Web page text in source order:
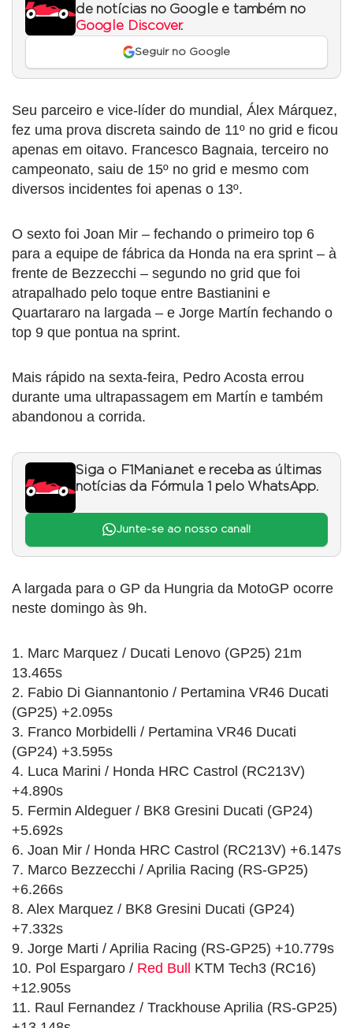
de notícias no Google e também no
Google Discover.
Seguir no Google
Seu parceiro e vice-líder do mundial, Álex Márquez,
fez uma prova discreta saindo de 11º no grid e ficou
apenas em oitavo. Francesco Bagnaia, terceiro no
campeonato, saiu de 15º no grid e mesmo com
diversos incidentes foi apenas o 13º.
O sexto foi Joan Mir – fechando o primeiro top 6
para a equipe de fábrica da Honda na era sprint – à
frente de Bezzecchi – segundo no grid que foi
atrapalhado pelo toque entre Bastianini e
Quartararo na largada – e Jorge Martín fechando o
top 9 que pontua na sprint.
Mais rápido na sexta-feira, Pedro Acosta errou
durante uma ultrapassagem em Martín e também
abandonou a corrida.
Siga o F1Mania.net e receba as últimas
notícias da Fórmula 1 pelo WhatsApp.
Junte-se ao nosso canal!
A largada para o GP da Hungria da MotoGP ocorre
neste domingo às 9h.
1. Marc Marquez / Ducati Lenovo (GP25) 21m
13.465s
2. Fabio Di Giannantonio / Pertamina VR46 Ducati
(GP25) +2.095s
3. Franco Morbidelli / Pertamina VR46 Ducati
(GP24) +3.595s
4. Luca Marini / Honda HRC Castrol (RC213V)
+4.890s
5. Fermin Aldeguer / BK8 Gresini Ducati (GP24)
+5.692s
6. Joan Mir / Honda HRC Castrol (RC213V) +6.147s
7. Marco Bezzecchi / Aprilia Racing (RS-GP25)
+6.266s
8. Alex Marquez / BK8 Gresini Ducati (GP24)
+7.332s
9. Jorge Marti / Aprilia Racing (RS-GP25) +10.779s
10. Pol Espargaro / Red Bull KTM Tech3 (RC16)
+12.905s
11. Raul Fernandez / Trackhouse Aprilia (RS-GP25)